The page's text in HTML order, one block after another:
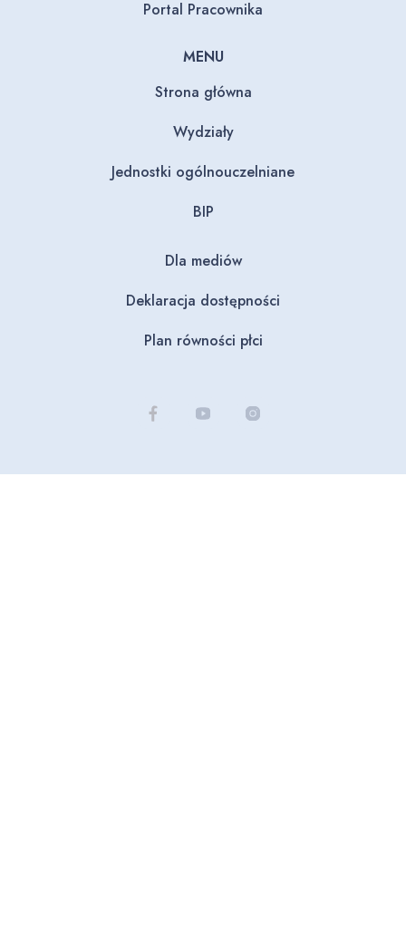
Portal Pracownika
MENU
Strona główna
Wydziały
Jednostki ogólnouczelniane
BIP
Dla mediów
Deklaracja dostępności
Plan równości płci